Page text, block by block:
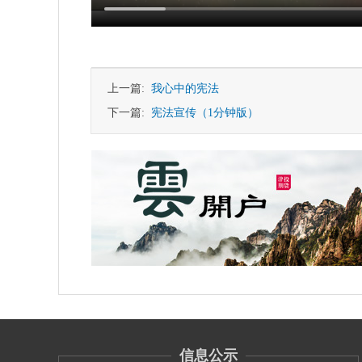
上一篇: 我心中的宪法
下一篇: 宪法宣传（1分钟版）
信息公示